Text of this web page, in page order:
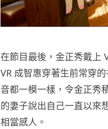
在節目最後，金正秀戴上
VR 成智惠穿著生前常穿
音都一模一樣，令金正秀
的妻子說出自己一直以來
相當感人。